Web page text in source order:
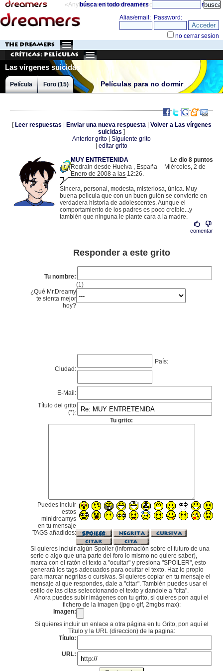
«Anything can happen and it probably will» directorio
búsca en todo dreamers
THE DREAMERS
Críticas: Películas
Las vírgenes suicidas
Películas para no dormir
Película Foro (15)
[ Leer respuestas Enviar una nueva respuesta| Volver a Las vírgenes
suicidas ]
Anterior grito
Siguiente grito
editar grito
MUY ENTRETENIDA
Le dio 8 puntos
Redrain desde Huelva , España -- Miércoles, 2 de
Enero de 2008 a las 12:26.
Sincera, personal, modesta, misteriosa, única. Muy
buena película que con un buen guión se convierte en
verdadera historia de adolescentes. Aunque el
comportamiento de los padres es poco creible...y
también que ninguna le plante cara a la madre.
comentar
Responder a este grito
Tu nombre:
(1)
¿Qué Mr.Dreamy
te sienta mejor
hoy?
Ciudad:
País:
E-Mail:
Título del grito
(*):
Tu grito:
Puedes incluir
estos
minidreamys
en tu mensaje
TAGS añadidos:
Si quieres incluir algún Spoiler (información sobre el futuro de una
serie o algo que una parte del foro lo mismo no quiere saber),
marca con el ratón el texto a "ocultar" y presiona "SPOILER", esto
generará los tags adecuados para ocultar el texto. Haz lo propio
para marcar negritas o cursivas. Si quieres copiar en tu mensaje el
mensaje al que respondes, dale a "citar". También puedes usar el
estilo de las citas seleccionando el texto y dandole a "cita".
Ahora puedes subir imágenes con tu grito, si quieres pon aquí el
fichero de la imagen (jpg o gif, 2mgbs max):
Imagen:
Si quieres incluir un enlace a otra página en tu Grito, pon aquí el
Título y la URL (direccion) de la pagina:
Título:
URL: